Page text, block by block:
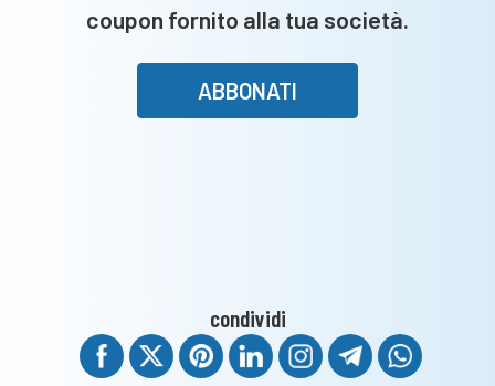
coupon fornito alla tua società.
ABBONATI
condividi